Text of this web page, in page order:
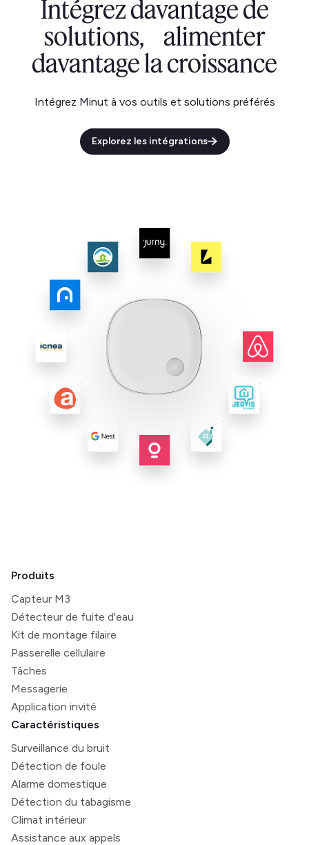
Intégrez davantage de
solutions, alimenter
davantage la croissance
Intégrez Minut à vos outils et solutions préférés
Explorez les intégrations
Produits
Capteur M3
Détecteur de fuite d'eau
Kit de montage filaire
Passerelle cellulaire
Tâches
Messagerie
Application invité
Caractéristiques
Surveillance du bruit
Détection de foule
Alarme domestique
Détection du tabagisme
Climat intérieur
Assistance aux appels